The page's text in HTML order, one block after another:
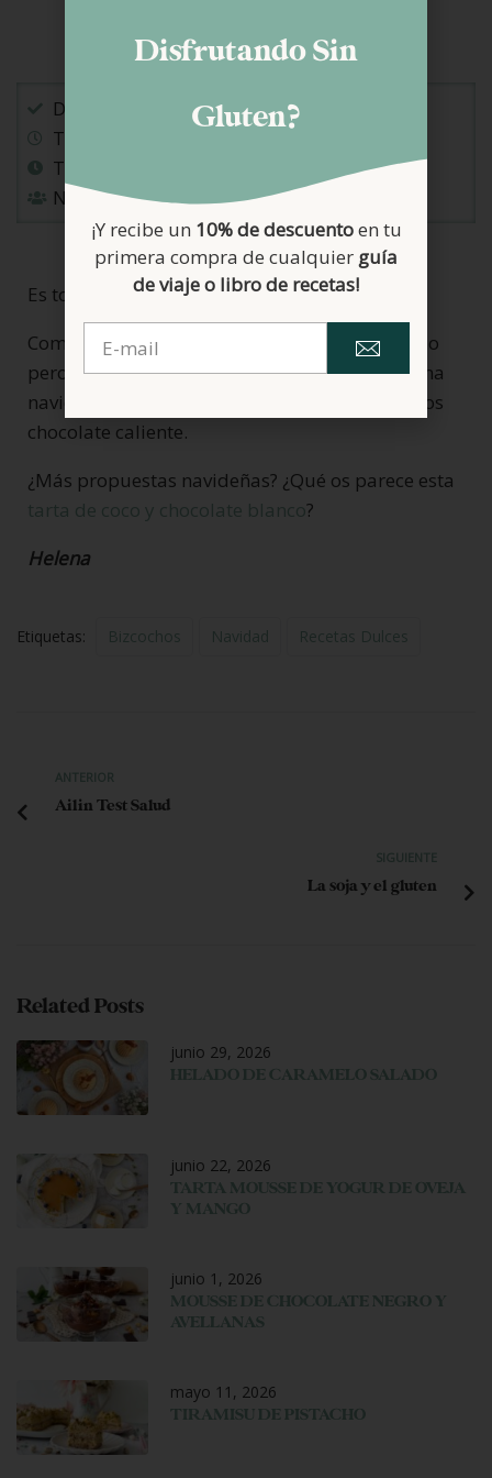
Dificultad: FACIL
Tiempo elaboración: 20 minutos
Tiempo total: 1 hora y media
Nº Raciones: 8 personas
Es todo por hoy.
Como veis, se trata de un bizcocho muy sencillo
pero delicioso para disfrutar cualquier mañana
navideña o tarde de merienda con un deliciosos
chocolate caliente.
¿Más propuestas navideñas? ¿Qué os parece esta
tarta de coco y chocolate blanco?
Helena
Etiquetas: Bizcochos Navidad Recetas Dulces
ANTERIOR
Ailin Test Salud
SIGUIENTE
La soja y el gluten
Related Posts
junio 29, 2026
HELADO DE CARAMELO SALADO
junio 22, 2026
TARTA MOUSSE DE YOGUR DE OVEJA
Y MANGO
junio 1, 2026
MOUSSE DE CHOCOLATE NEGRO Y
AVELLANAS
mayo 11, 2026
TIRAMISU DE PISTACHO
Disfrutando Sin
Gluten?
¡Y recibe un 10% de descuentoen tu
primera compra de cualquier guía
de viaje o libro de recetas!